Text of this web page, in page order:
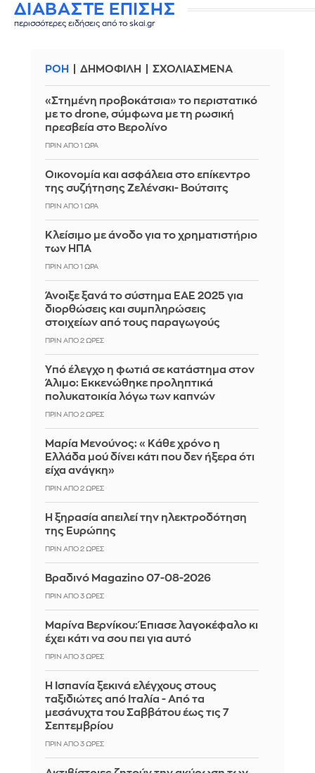
ΔΙΑΒΑΣΤΕ ΕΠΙΣΗΣ
περισσότερες ειδήσεις από το skai.gr
ΡΟΗ ΔΗΜΟΦΙΛΗ ΣΧΟΛΙΑΣΜΕΝΑ
«Στημένη προβοκάτσια» το περιστατικό
με το drone, σύμφωνα με τη ρωσική
πρεσβεία στο Βερολίνο
ΠΡΙΝ ΑΠΌ 1 ΏΡΑ
Οικονομία και ασφάλεια στο επίκεντρο
της συζήτησης Ζελένσκι- Βούτσιτς
ΠΡΙΝ ΑΠΌ 1 ΏΡΑ
Κλείσιμο με άνοδο για το χρηματιστήριο
των ΗΠΑ
ΠΡΙΝ ΑΠΌ 1 ΏΡΑ
Άνοιξε ξανά το σύστημα ΕΑΕ 2025 για
διορθώσεις και συμπληρώσεις
στοιχείων από τους παραγωγούς
ΠΡΙΝ ΑΠΌ 2 ΏΡΕΣ
Yπό έλεγχο η φωτιά σε κατάστημα στον
Άλιμο: Εκκενώθηκε προληπτικά
πολυκατοικία λόγω των καπνών
ΠΡΙΝ ΑΠΌ 2 ΏΡΕΣ
Μαρία Μενούνος: «Κάθε χρόνο η
Ελλάδα μού δίνει κάτι που δεν ήξερα ότι
είχα ανάγκη»
ΠΡΙΝ ΑΠΌ 2 ΏΡΕΣ
Η ξηρασία απειλεί την ηλεκτροδότηση
της Ευρώπης
ΠΡΙΝ ΑΠΌ 2 ΏΡΕΣ
Βραδινό Magazino 07-08-2026
ΠΡΙΝ ΑΠΌ 3 ΏΡΕΣ
Μαρίνα Βερνίκου: Έπιασε λαγοκέφαλο κι
έχει κάτι να σου πει για αυτό
ΠΡΙΝ ΑΠΌ 3 ΏΡΕΣ
Η Ισπανία ξεκινά ελέγχους στους
ταξιδιώτες από Ιταλία - Από τα
μεσάνυχτα του Σαββάτου έως τις 7
Σεπτεμβρίου
ΠΡΙΝ ΑΠΌ 3 ΏΡΕΣ